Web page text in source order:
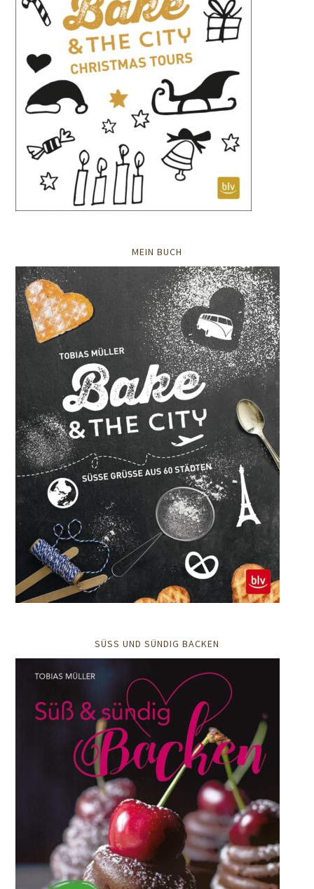
MEIN BUCH
SÜSS UND SÜNDIG BACKEN